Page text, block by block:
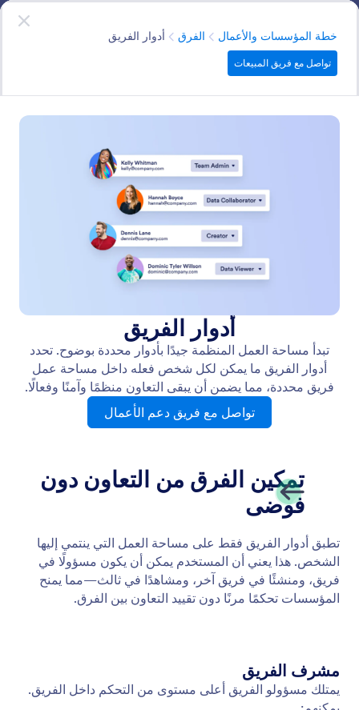
Teams
مؤسستك. اسمح للأعضاء بإنشاء نماذج وجداول وتقارير
وتطبيقات للعمل بشكل تعاوني عبر الإنترنت. قم بتعيين أدوار
وأذونات مختلفة للتحكم في بياناتك.
بدء الحوار
خطة المؤسسات والأعمال الفرقالفئةأدوار الفريق
تواصل مع فريق المبيعات
البحث في جميع الميزات
خطة المؤسسات والأعمال الفرقالفئة
إعدادات الفريق
إعدادات الفريق تمنحك التحكم الكامل في كيفية ظهور
مساحة العمل الخاصة بك، وشعورها، وطريقة عملها. من
التخصيص المرئي إلى إدارة الأدوار وتحليلات النشاط، يجمع